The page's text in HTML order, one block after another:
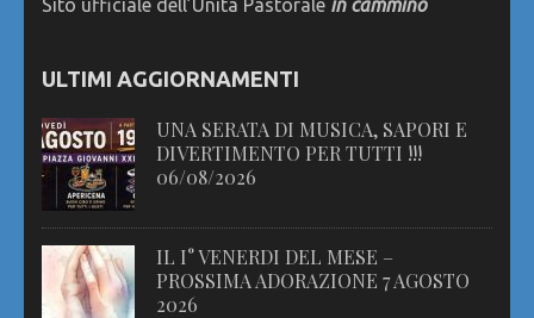
Sito ufficiale dell’Unità Pastorale in cammino
ULTIMI AGGIORNAMENTI
UNA SERATA DI MUSICA, SAPORI E
DIVERTIMENTO PER TUTTI !!!
06/08/2026
IL I° VENERDI DEL MESE –
PROSSIMA ADORAZIONE 7 AGOSTO
2026